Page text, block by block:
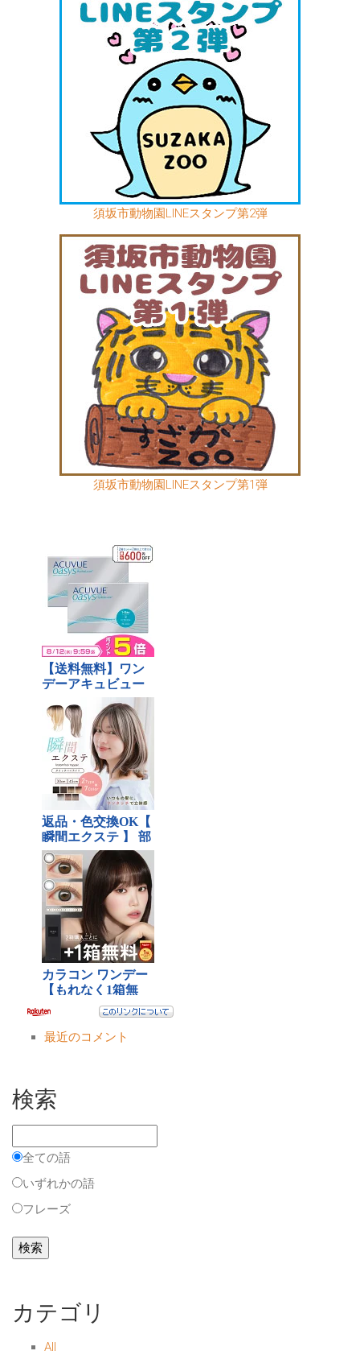
須坂市動物園LINEスタンプ第2弾
須坂市動物園LINEスタンプ第1弾
最近のコメント
検索
全ての語
いずれかの語
フレーズ
カテゴリ
All